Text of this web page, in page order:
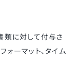
類に対して付与さ
ーマット、タイム